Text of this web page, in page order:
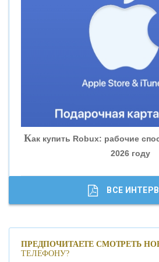
«ВНЕШПРОМБАНК»
«БАНК ГЛОБЭКС»
«СОВКОМБАНК»
«ГАЗПРОМБАНК»
«МОСКОВСКИЙ КРЕДИТНЫЙ
Как купить Robux: рабочие
2026 году
ВСЕ
ПРЕДПОЧИТАЕТЕ СМОТРЕТЬ
ТЕЛЕФОНУ?